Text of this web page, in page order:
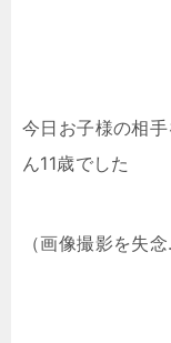
今日お子様の相
ん11歳でした
（画像撮影を失